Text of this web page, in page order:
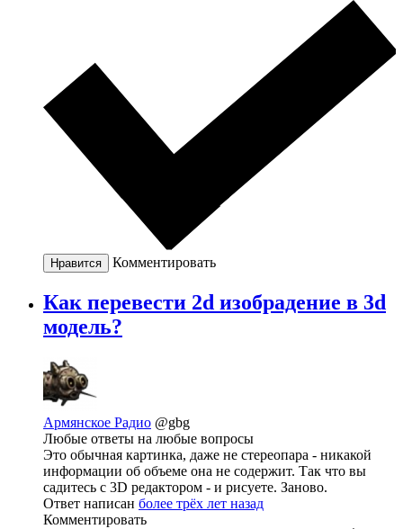
Нравится Комментировать
Как перевести 2d изобрадение в 3d
модель?
Армянское Радио @gbg
Любые ответы на любые вопросы
Это обычная картинка, даже не стереопара - никакой
информации об объеме она не содержит. Так что вы
садитесь с 3D редактором - и рисуете. Заново.
Ответ написан более трёх лет назад
Комментировать